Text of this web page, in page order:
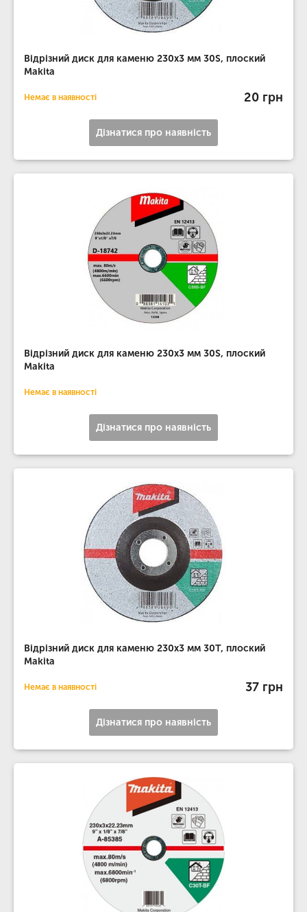
Відрізний диск для каменю 230х3 мм 30S, плоский
Makita
Немає в наявності 20 грн
Дізнатися про наявність
Відрізний диск для каменю 230х3 мм 30S, плоский
Makita
Немає в наявності
Дізнатися про наявність
Відрізний диск для каменю 230х3 мм 30Т, плоский
Makita
Немає в наявності 37 грн
Дізнатися про наявність